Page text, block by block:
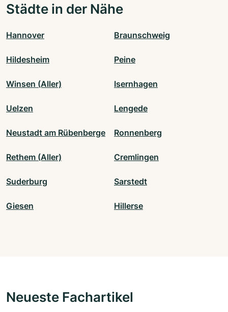
Städte in der Nähe
Hannover Braunschweig
Hildesheim Peine
Winsen (Aller) Isernhagen
Uelzen Lengede
Neustadt am Rübenberge Ronnenberg
Rethem (Aller) Cremlingen
Suderburg Sarstedt
Giesen Hillerse
Neueste Fachartikel